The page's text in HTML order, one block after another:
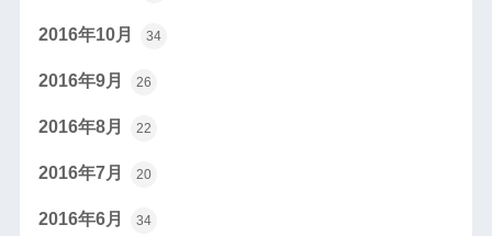
2016年10月 34
2016年9月 26
2016年8月 22
2016年7月 20
2016年6月 34